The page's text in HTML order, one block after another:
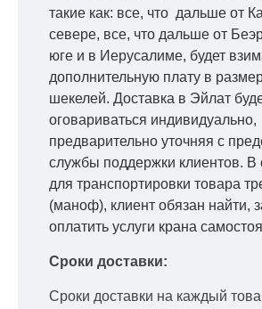
такие как: все, что дальше от
севере, все, что дальше от
юге и в Иерусалиме, будет
дополнительную плату в
шекелей. Доставка в Эйлат
оговариваться индивидуально,
предварительно уточняя с
службы поддержки клиентов. В
для транспортировки товара
(маноф), клиент обязан найти,
оплатить услуги крана
Сроки доставки:
Сроки доставки на каждый